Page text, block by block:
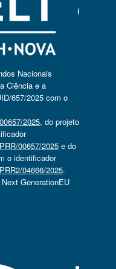
Nacionais
Ciência e a
657/2025 com o
2025, do projeto
00657/2025e do
o identificador
04666/2025.
GenerationEU